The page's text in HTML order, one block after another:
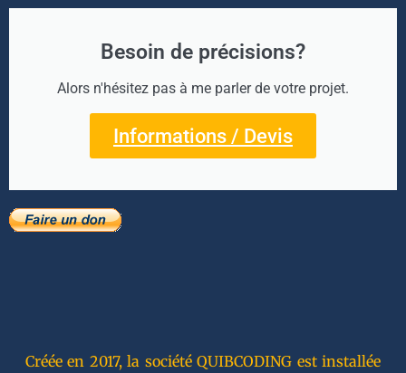
Besoin de précisions?
Alors n'hésitez pas à me parler de votre projet.
Informations / Devis
Créée en 2017, la société QUIBCODING est installée